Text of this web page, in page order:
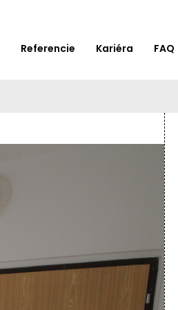
Referencie Kariéra FAQ